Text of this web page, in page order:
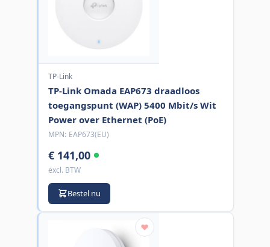
TP-Link
TP-Link Omada EAP673 draadloos
toegangspunt (WAP) 5400 Mbit/s Wit
Power over Ethernet (PoE)
MPN: EAP673(EU)
€ 141,00
excl. BTW
Bestel nu